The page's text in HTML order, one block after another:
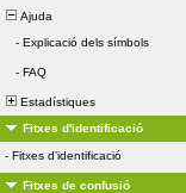
Ajuda
- Explicació dels símbols
- FAQ
Estadístiques
Fitxes d'identificació
- Fitxes d'identificació
Fitxes de confusió